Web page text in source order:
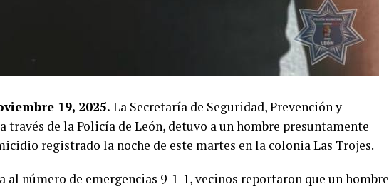
19, 2025. La Secretaría de Seguridad, Prevención y
través de la Policía de León, detuvo a un hombre presuntamente
registrado la noche de este martes en la colonia Las Trojes.
al número de emergencias 9-1-1, vecinos reportaron que un hombre